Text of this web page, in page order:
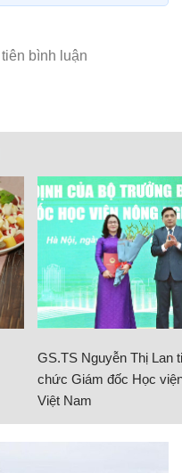
GS.TS Nguyễn Thị Lan
chức Giám đốc Học
Việt Nam